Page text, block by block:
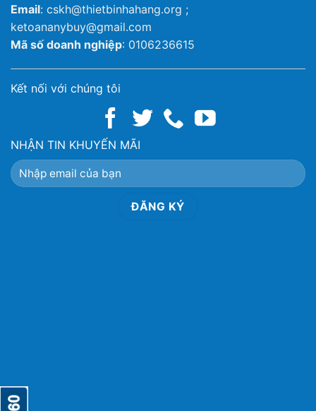
Email: cskh@thietbinhahang.org ;
ketoananybuy@gmail.com
Mã số doanh nghiệp: 0106236615
Kết nối với chúng tôi
NHẬN TIN KHUYẾN MÃI